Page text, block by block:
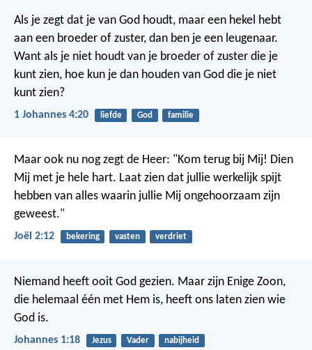
Als je zegt dat je van God houdt, maar een hekel hebt
aan een broeder of zuster, dan ben je een leugenaar.
Want als je niet houdt van je broeder of zuster die je
kunt zien, hoe kun je dan houden van God die je niet
kunt zien?
1 Johannes 4:20 liefde God familie
Maar ook nu nog zegt de Heer: "Kom terug bij Mij! Dien
Mij met je hele hart. Laat zien dat jullie werkelijk spijt
hebben van alles waarin jullie Mij ongehoorzaam zijn
geweest."
Joël 2:12 bekering vasten verdriet
Niemand heeft ooit God gezien. Maar zijn Enige Zoon,
die helemaal één met Hem is, heeft ons laten zien wie
God is.
Johannes 1:18 Jezus Vader nabijheid